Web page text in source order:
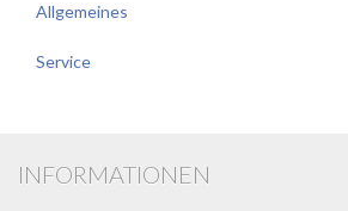
Allgemeines
Service
INFORMATIONEN